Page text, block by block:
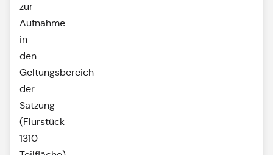
zur
Aufnahme
in
den
Geltungsbereich
der
Satzung
(Flurstück
1310